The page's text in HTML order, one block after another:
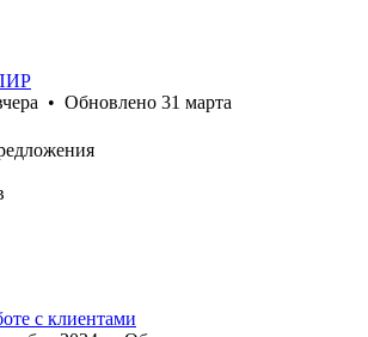
• Обновлено 31 марта
с клиентами